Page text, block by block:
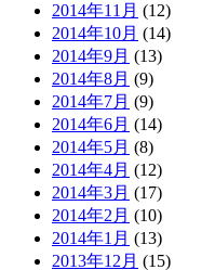
2014年11月 (12)
2014年10月 (14)
2014年9月 (13)
2014年8月 (9)
2014年7月 (9)
2014年6月 (14)
2014年5月 (8)
2014年4月 (12)
2014年3月 (17)
2014年2月 (10)
2014年1月 (13)
2013年12月 (15)